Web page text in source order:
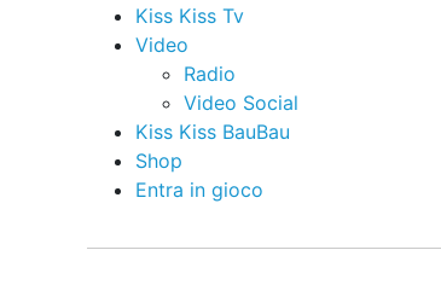
Kiss Kiss Tv
Video
Radio
Video Social
Kiss Kiss BauBau
Shop
Entra in gioco